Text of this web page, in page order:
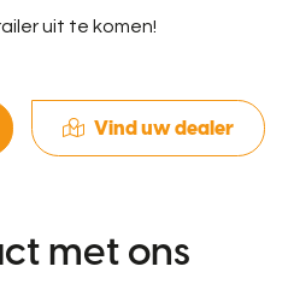
uit te komen!
Vind uw dealer
met ons